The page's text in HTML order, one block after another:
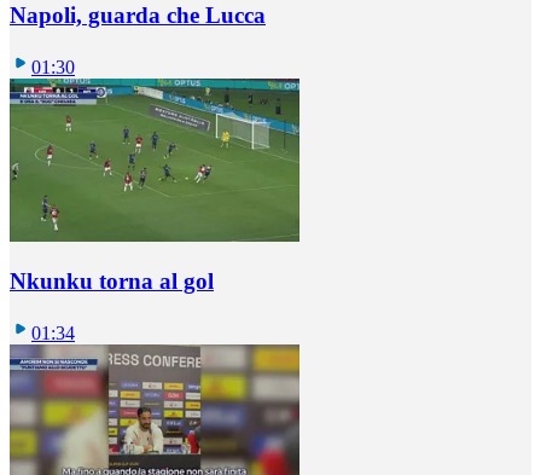
Napoli, guarda che Lucca
01:30
Nkunku torna al gol
01:34